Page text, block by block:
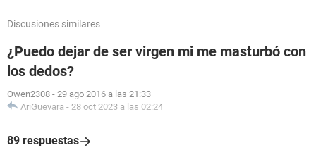
Discusiones similares
¿Puedo dejar de ser virgen mi me masturbó con
los dedos?
Owen2308 - 29 ago 2016 a las 21:33
AriGuevara - 28 oct 2023 a las 02:24
89 respuestas